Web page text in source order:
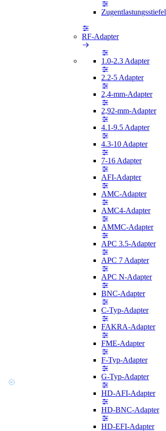
Zugentlastungsstiefel
RF-Adapter
1.0-2.3 Adapter
2.2-5 Adapter
2,4-mm-Adapter
2,92-mm-Adapter
4.1-9.5 Adapter
4.3-10 Adapter
7-16 Adapter
AFI-Adapter
AMC-Adapter
AMC4-Adapter
AMMC-Adapter
APC 3.5-Adapter
APC 7 Adapter
APC N-Adapter
BNC-Adapter
C-Typ-Adapter
FAKRA-Adapter
FME-Adapter
F-Typ-Adapter
G-Typ-Adapter
HD-AFI-Adapter
HD-BNC-Adapter
HD-EFI-Adapter